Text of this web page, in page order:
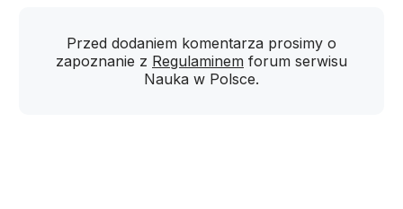
Przed dodaniem komentarza prosimy o
zapoznanie z Regulaminem forum serwisu
Nauka w Polsce.